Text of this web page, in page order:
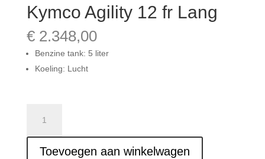
Kymco Agility 12 fr Lang
€2.348,00
Benzine tank: 5 liter
Koeling: Lucht
Agility
12
Toevoegen aan winkelwagen